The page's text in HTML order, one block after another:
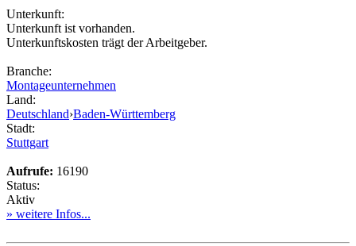
Unterkunft:
Unterkunft ist vorhanden.
Unterkunftskosten trägt der Arbeitgeber.
Branche:
Montageunternehmen
Land:
Deutschland›Baden-Württemberg
Stadt:
Stuttgart
Aufrufe: 16190
Status:
Aktiv
» weitere Infos...